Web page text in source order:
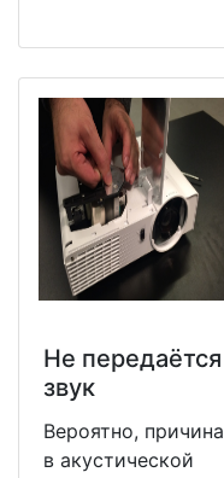
Не передаётся
звук
Вероятно, причина
в акустической